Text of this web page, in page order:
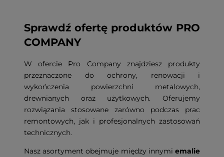
Sprawdź ofertę produktów PRO
COMPANY
W ofercie Pro Company znajdziesz produkty
przeznaczone do ochrony, renowacji i
wykończenia powierzchni metalowych,
drewnianych oraz użytkowych. Oferujemy
rozwiązania stosowane zarówno podczas prac
remontowych, jak i profesjonalnych zastosowań
technicznych.
Nasz asortyment obejmuje między innymi emalie